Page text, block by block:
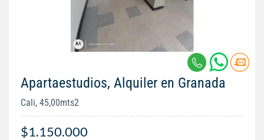
Apartaestudios, Alquiler en Granada
Cali, 45,00mts2
$1.150.000